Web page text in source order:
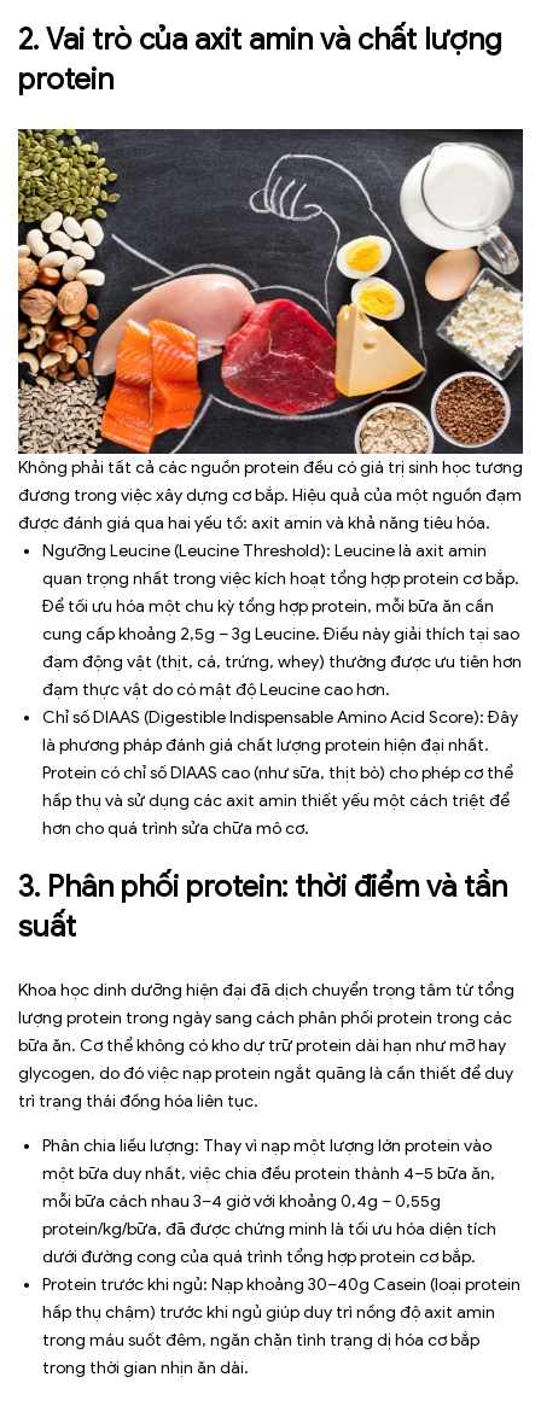
2. Vai trò của axit amin và chất lượng
protein
Không phải tất cả các nguồn protein đều có giá trị sinh học tương
đương trong việc xây dựng cơ bắp. Hiệu quả của một nguồn đạm
được đánh giá qua hai yếu tố: axit amin và khả năng tiêu hóa.
Ngưỡng Leucine (Leucine Threshold): Leucine là axit amin
quan trọng nhất trong việc kích hoạt tổng hợp protein cơ bắp.
Để tối ưu hóa một chu kỳ tổng hợp protein, mỗi bữa ăn cần
cung cấp khoảng 2,5g – 3g Leucine. Điều này giải thích tại sao
đạm động vật (thịt, cá, trứng, whey) thường được ưu tiên hơn
đạm thực vật do có mật độ Leucine cao hơn.
Chỉ số DIAAS (Digestible Indispensable Amino Acid Score): Đây
là phương pháp đánh giá chất lượng protein hiện đại nhất.
Protein có chỉ số DIAAS cao (như sữa, thịt bò) cho phép cơ thể
hấp thụ và sử dụng các axit amin thiết yếu một cách triệt để
hơn cho quá trình sửa chữa mô cơ.
3. Phân phối protein: thời điểm và tần
suất
Khoa học dinh dưỡng hiện đại đã dịch chuyển trọng tâm từ tổng
lượng protein trong ngày sang cách phân phối protein trong các
bữa ăn. Cơ thể không có kho dự trữ protein dài hạn như mỡ hay
glycogen, do đó việc nạp protein ngắt quãng là cần thiết để duy
trì trạng thái đồng hóa liên tục.
Phân chia liều lượng: Thay vì nạp một lượng lớn protein vào
một bữa duy nhất, việc chia đều protein thành 4–5 bữa ăn,
mỗi bữa cách nhau 3–4 giờ với khoảng 0,4g – 0,55g
protein/kg/bữa, đã được chứng minh là tối ưu hóa diện tích
dưới đường cong của quá trình tổng hợp protein cơ bắp.
Protein trước khi ngủ: Nạp khoảng 30–40g Casein (loại protein
hấp thụ chậm) trước khi ngủ giúp duy trì nồng độ axit amin
trong máu suốt đêm, ngăn chặn tình trạng dị hóa cơ bắp
trong thời gian nhịn ăn dài.